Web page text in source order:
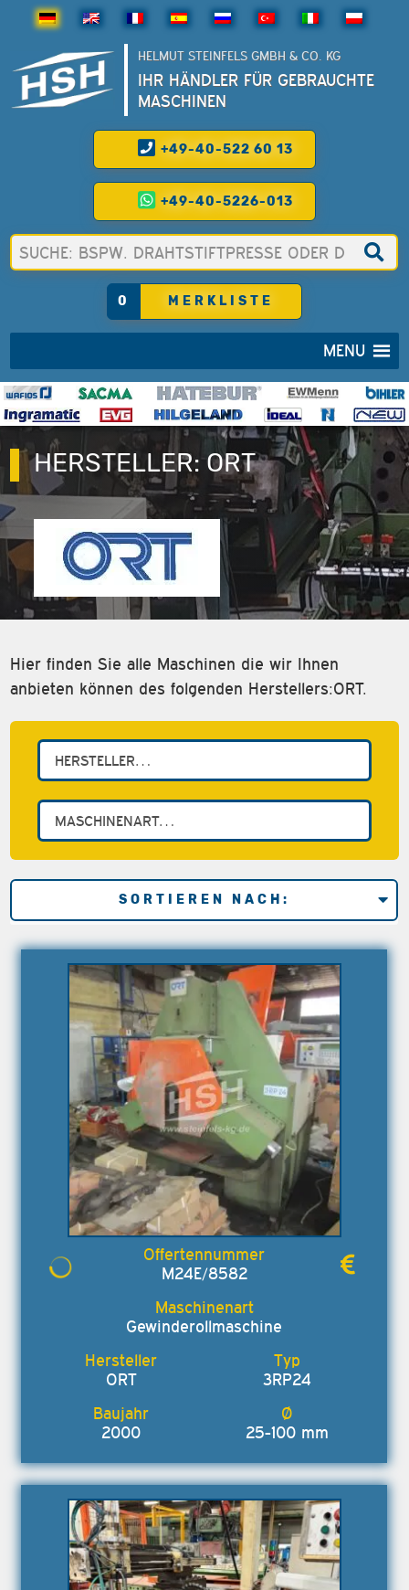
HELMUT STEINFELS GMBH & CO. KG
IHR HÄNDLER FÜR GEBRAUCHTE
MASCHINEN
+49-40-522 60 13
+49-40-5226-013
0 MERKLISTE
MENU
HERSTELLER:ORT
Hier finden Sie alle Maschinen die wir Ihnen
anbieten können des folgenden Herstellers:ORT.
M24E/8582
Gewinderollmaschine
ORT 3RP24
2000 25-100 mm